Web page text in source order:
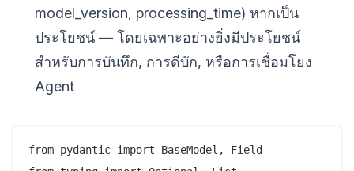
model_version, processing_time) หากเป็น
ประโยชน์ — โดยเฉพาะอย่างยิ่งมีประโยชน์
สำหรับการบันทึก, การดีบัก, หรือการเชื่อมโยง
Agent
from pydantic import BaseModel, Field